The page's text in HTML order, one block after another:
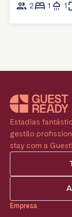
2
1 1
Estadias
gestão
stay com a
Empresa